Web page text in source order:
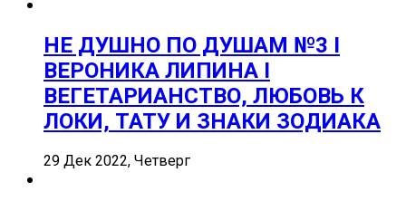
НЕ ДУШНО ПО ДУШАМ №3 I
ВЕРОНИКА ЛИПИНА I
ВЕГЕТАРИАНСТВО, ЛЮБОВЬ К
ЛОКИ, ТАТУ И ЗНАКИ ЗОДИАКА
29 Дек 2022, Четверг